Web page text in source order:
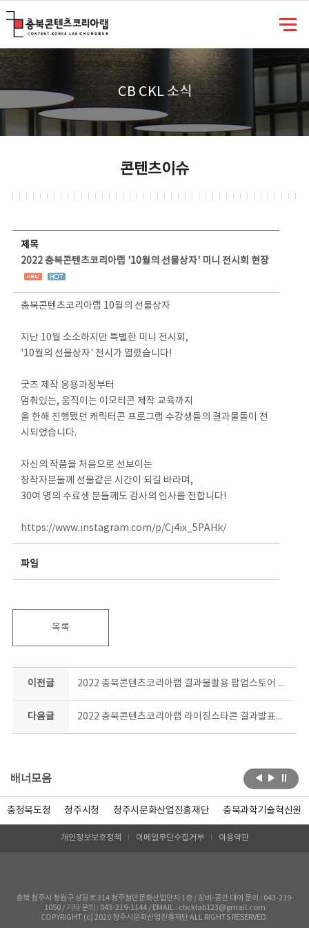
CB CKL 소식
콘텐츠이슈
제목
2022 충북콘텐츠코리아랩 '10월의 선물상자' 미니 전시회 현장
충북콘텐츠코리아랩 10월의 선물상자
지난 10월 소소하지만 특별한 미니 전시회,
'10월의 선물상자' 전시가 열렸습니다!
굿즈 제작 응용과정부터
멈춰있는, 움직이는 이모티콘 제작 교육까지
올 한해 진행됐던 캐릭터콘 프로그램 수강생들의 결과물들이 전
시되었습니다.
자신의 작품을 처음으로 선보이는
창작자분들께 선물같은 시간이 되길 바라며,
30여 명의 수료생 분들께도 감사의 인사를 전합니다!
https://www.instagram.com/p/Cj4ix_5PAHk/
파일
목록
이전글 2022 충북콘텐츠코리아랩 결과물활용 팝업스토어 현장
다음글 2022 충북콘텐츠코리아랩 라이징스타콘 결과발표회 현장
배너모음
충청북도청 청주시청 청주시문화산업진흥재단 충북과학기술혁신원
개인정보보호정책 이메일무단수집거부 이용약관
충북 청주시 청원구 상당로 314 청주첨단문화산업단지 1층 / 장비-공간 대여 문의 : 043-219-
1050 / 기타 문의 : 043-219-1144 / EMAIL : cbcklab123@gmail.com
COPYRIGHT (c) 2020 청주시문화산업진흥재단 ALL RIGHTS RESERVED.